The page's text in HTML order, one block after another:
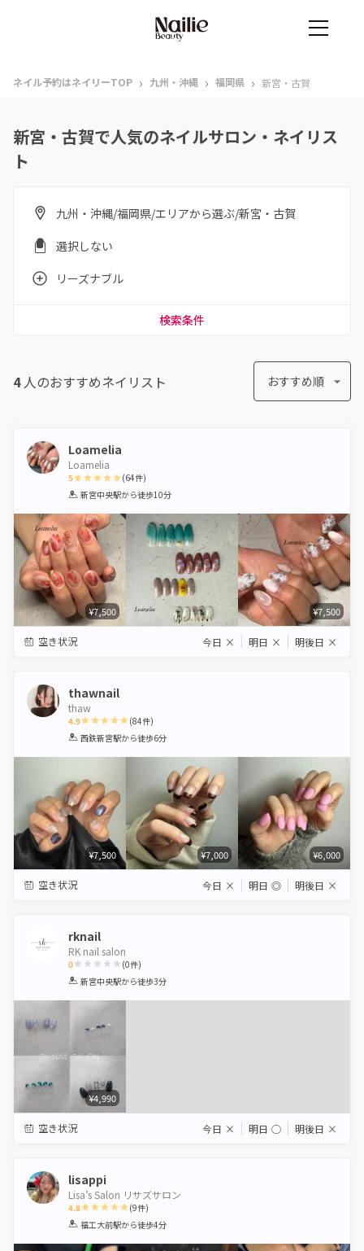
ネイル予約はネイリーTOP › 九州・沖縄 › 福岡県 › 新宮・古賀
新宮・古賀で人気のネイルサロン・ネイリス
ト
九州・沖縄/福岡県/エリアから選ぶ/新宮・古賀
選択しない
リーズナブル
検索条件
4人のおすすめネイリスト おすすめ順
Loamelia
Loamelia
5
1 2 3 4 5
(64件)
新宮中央駅から徒歩10分
¥7,500 ¥7,500
空き状況 今日 × 明日 × 明後日 ×
thawnail
thaw
4.9
1 2 3 4 5
(84件)
西鉄新宮駅から徒歩6分
¥7,500 ¥7,000 ¥6,000
空き状況 今日 × 明日 ◎ 明後日 ×
rknail
RK nail salon
0
1 2 3 4 5
(0件)
新宮中央駅から徒歩3分
¥4,990
空き状況 今日 × 明日 ◯ 明後日 ×
lisappi
Lisa’s Salon リサズサロン
4.8
1 2 3 4 5
(9件)
福工大前駅から徒歩4分